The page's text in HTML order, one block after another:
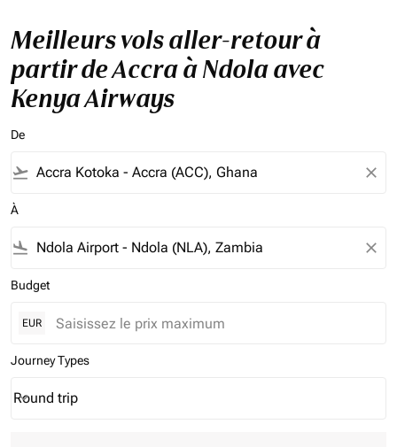
Meilleurs vols aller-retour à
partir de Accra à Ndola avec
Kenya Airways
De
flight_takeoff close
À
flight_land close
Budget
EUR
Journey Types
Journey Types option Round trip Selected
Round trip
keyboard_arrow_down